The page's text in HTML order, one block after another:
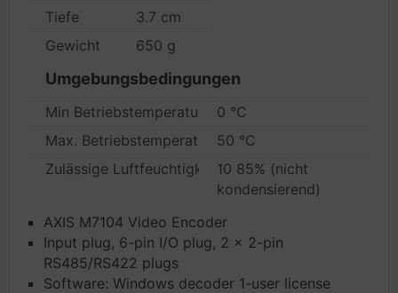
Tiefe
3.7 cm
Gewicht
650 g
Umgebungsbedingungen
Min Betriebstemperatur
0 °C
Max. Betriebstemperatur
50 °C
Zulässige Luftfeuchtigkeit im Betrieb
10 85% (nicht
kondensierend)
AXIS M7104 Video Encoder
Input plug, 6-pin I/O plug, 2 x 2-pin
RS485/RS422 plugs
Software: Windows decoder 1-user license